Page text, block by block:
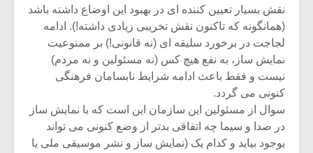
نقش بسیار تعیین کننده ای در بهبود این اوضاع داشته باشد
(همانگونه که تاکنون نقش تخریبی زیادی داشته!). ادامه
لجاجت در برخورد سلیقه ای (نه قانونی!) بر ممنوعیت
نمایش ساز، به نفع هیچ کس (نه مسئولین و نه مردم)
نیست و فقط باعث ادامه شرایط نابسامان فرهنگی
کنونی می گردد.
سوال از مسئولین این سازمان این است که با نمایش ساز
در صدا و سیما چه اتفاقی بدتر از وضع کنونی می تواند
بوجود بیاید و کدام یک (نمایش ساز و نشر موسیقی ملی یا